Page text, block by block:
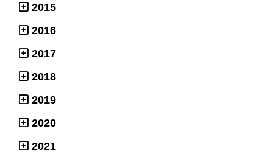
2015
2016
2017
2018
2019
2020
2021